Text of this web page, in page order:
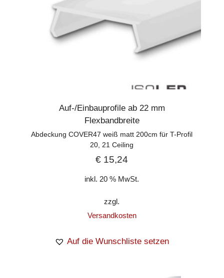
Auf-/Einbauprofile ab 22 mm
Flexbandbreite
Abdeckung COVER47 weiß matt 200cm für T-Profil
20, 21 Ceiling
€ 15,24
inkl. 20 % MwSt.
zzgl.
Versandkosten
Auf die Wunschliste setzen